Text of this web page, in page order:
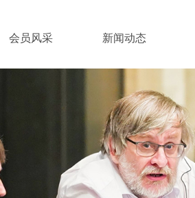
会员风采 新闻动态